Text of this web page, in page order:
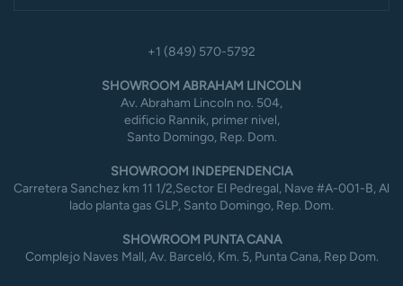
+1 (849) 570-5792
SHOWROOM ABRAHAM LINCOLN
Av. Abraham Lincoln no. 504,
edificio Rannik, primer nivel,
Santo Domingo, Rep. Dom.
SHOWROOM INDEPENDENCIA
Carretera Sanchez km 11 1/2,Sector El Pedregal, Nave #A-001-B, Al
lado planta gas GLP, Santo Domingo, Rep. Dom.
SHOWROOM PUNTA CANA
Complejo Naves Mall, Av. Barceló, Km. 5, Punta Cana, Rep Dom.